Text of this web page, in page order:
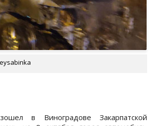
в Виноградове Закарпатской